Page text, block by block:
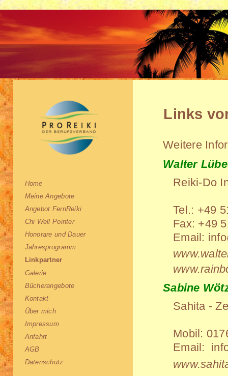
Home
Meine Angebote
Angebot FernReiki
Chi Well Pointer
Honorare und Dauer
Jahresprogramm
Linkpartner
Galerie
Bücherangebote
Kontakt
Über mich
Impressum
Anfahrt
AGB
Datenschutz
Links
Weitere
Walter
Reiki-Do
Tel.: +49
Fax: +49
Email:
Sabine
Sahita -
Mobil:
Email: